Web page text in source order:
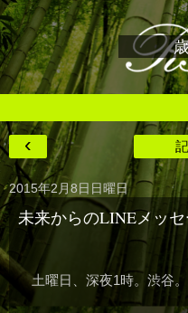
‹
2015年2月8日日曜日
未来からのLINEメッ
土曜日、深夜1時。渋谷。